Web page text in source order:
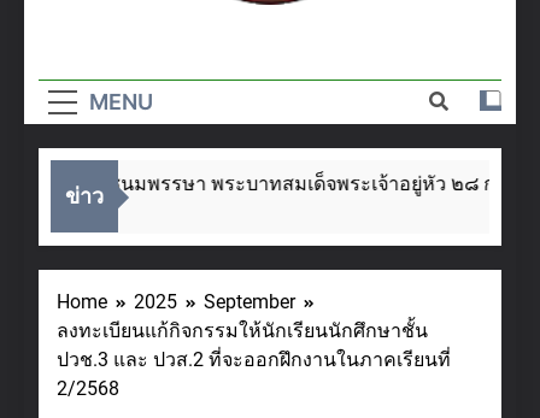
อาชีวศึกษา
นครสวรรค์
MENU
ข่าว
เฉลิมพระชนมพรรษา พระบาทสมเด็จพระเจ้าอยู่หัว ๒๘ กรกฎา
Home 2025
September
ลงทะเบียนแก้กิจกรรมให้นักเรียนนักศึกษาชั้น
ปวช.3 และ ปวส.2 ที่จะออกฝึกงานในภาคเรียนที่
2/2568